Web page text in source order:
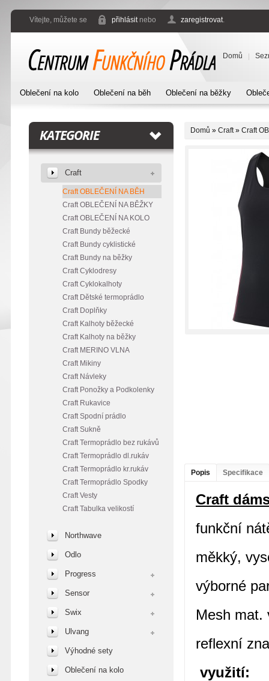
Vítejte, můžete se přihlásitnebo zaregistrovat.
Domů
Oblečení na kolo Oblečení na běh Oblečení na běžky
KATEGORIE
Craft
Craft OBLEČENÍ NA BĚH
Craft OBLEČENÍ NA BĚŽKY
Craft OBLEČENÍ NA KOLO
Craft Bundy běžecké
Craft Bundy cyklistické
Craft Bundy na běžky
Craft Cyklodresy
Craft Cyklokalhoty
Craft Dětské termoprádlo
Craft Doplňky
Craft Kalhoty běžecké
Craft Kalhoty na běžky
Craft MERINO VLNA
Craft Mikiny
Craft Návleky
Craft Ponožky a Podkolenky
Craft Rukavice
Craft Spodní prádlo
Craft Sukně
Craft Termoprádlo bez rukávů
Craft Termoprádlo dl.rukáv
Craft Termoprádlo kr.rukáv
Craft Termoprádlo Spodky
Craft Vesty
Craft Tabulka velikostí
Northwave
Odlo
Progress
Sensor
Swix
Ulvang
Výhodné sety
Oblečení na kolo
Domů » Craft» Craft
Popis Specifikace
Craft
funkční
měkký,
výborné
Mesh mat.
reflexní
využití: